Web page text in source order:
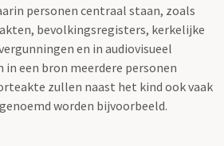
personen centraal staan, zoals
bevolkingsregisters, kerkelijke
en in audiovisueel
in een bron meerdere personen
zullen naast het kind ook vaak
worden bijvoorbeeld.